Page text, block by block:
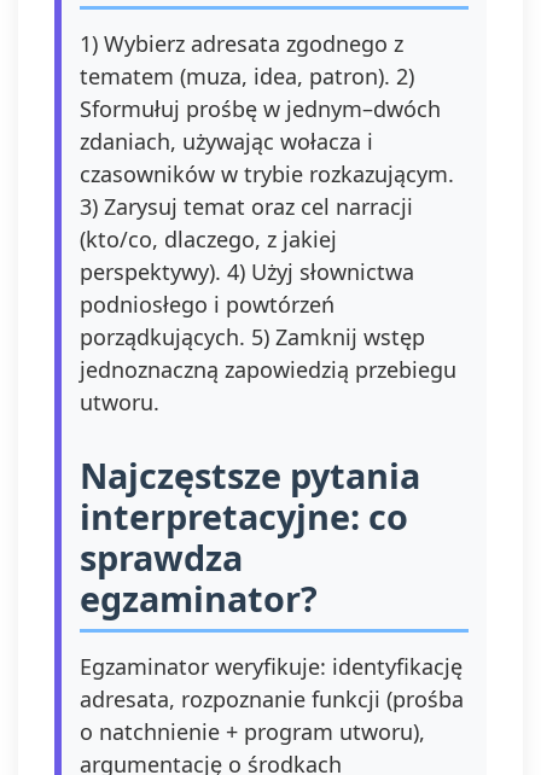
1) Wybierz adresata zgodnego z
tematem (muza, idea, patron). 2)
Sformułuj prośbę w jednym–dwóch
zdaniach, używając wołacza i
czasowników w trybie rozkazującym.
3) Zarysuj temat oraz cel narracji
(kto/co, dlaczego, z jakiej
perspektywy). 4) Użyj słownictwa
podniosłego i powtórzeń
porządkujących. 5) Zamknij wstęp
jednoznaczną zapowiedzią przebiegu
utworu.
Najczęstsze pytania
interpretacyjne: co
sprawdza
egzaminator?
Egzaminator weryfikuje: identyfikację
adresata, rozpoznanie funkcji (prośba
o natchnienie + program utworu),
argumentację o środkach